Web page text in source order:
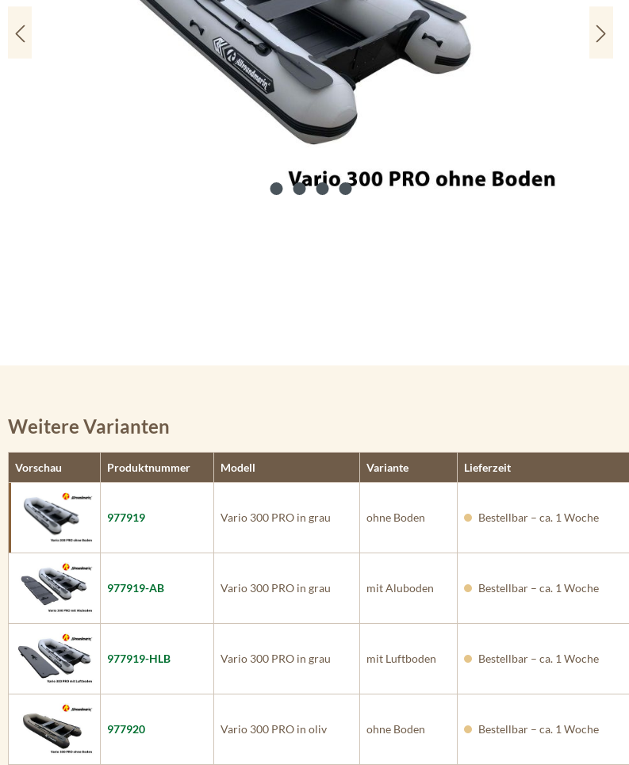
Weitere Varianten
Vorschau Produktnummer Modell Variante Lieferzeit
977919 Vario 300 PRO in grau ohne Boden Bestellbar – ca. 1 Woche
977919-AB Vario 300 PRO in grau mit Aluboden Bestellbar – ca. 1 Woche
977919-HLB Vario 300 PRO in grau mit Luftboden Bestellbar – ca. 1 Woche
977920 Vario 300 PRO in oliv ohne Boden Bestellbar – ca. 1 Woche